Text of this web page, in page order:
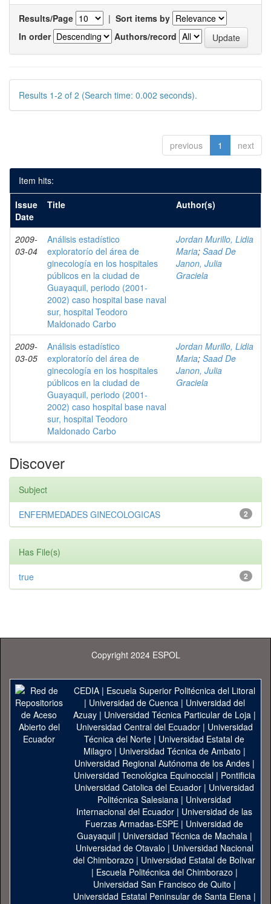
Results/Page | Sort items by
In order
Authors/record
Results 1-2 of 2 (Search time: 0.002 seconds).
previous 1 next
Item hits:
Issue
Date
Title Author(s)
2009-
03-04
Análisis estadístico
exploratorío del área de
ginecología en los hospitales
públicos en la ciudad de
Guayaquil, periodo (2001-
2002) caso hospital base naval
sur, hospital Teodoro
Maldonado Carbo
Jordan Murillo, Lidia
Maria; Saad De
Janon, Julia
Graciela
2009-
03-05
Análisis estadístico
exploratorío del área de
ginecología en los hospitales
públicos en la ciudad de
Guayaquil, periodo (2001-
2002) caso hospital base naval
sur, hospital Teodoro
Maldonado Carbo
Jordan Murillo, Lidia
Maria; Saad De
Janon, Julia
Graciela
Discover
Subject
2
ENFERMEDADES GINECOLOGICAS
Has File(s)
2
true
Copyright 2024 ESPOL
CEDIA| Escuela Superior Politécnica del Litoral
| Universidad de Cuenca| Universidad del
Azuay| Universidad Técnica Particular de Loja|
Universidad Central del Ecuador| Universidad
Técnica del Norte | Universidad Estatal de
Milagro | Universidad Técnica de Ambato |
Universidad Regional Autónoma de los Andes|
Universidad Tecnológica Equinoccial| Pontificia
Universidad Catolica del Ecuador | Universidad
Politécnica Salesiana | Universidad
Internacional del Ecuador | Universidad de las
Fuerzas Armadas-ESPE | Universidad de
Guayaquil| Universidad Técnica de Machala|
Universidad de Otavalo | Universidad Nacional
del Chimborazo | Universidad Estatal de Bolivar
| Escuela Politécnica del Chimborazo |
Universidad San Francisco de Quito |
Universidad Estatal Peninsular de Santa Elena|